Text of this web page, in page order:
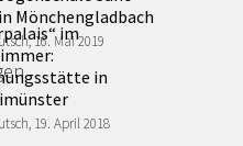
Mönchengladbach
16. Mai 2019
im
in
19. April 2018